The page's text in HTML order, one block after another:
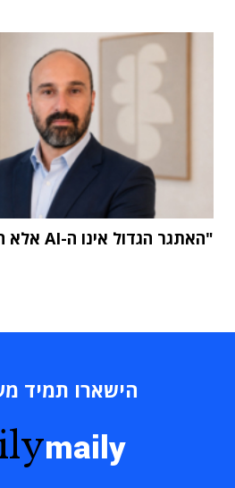
"האתגר הגדול אינו ה-AI אלא הטמעתה בארגון"
הישארו תמיד
maily